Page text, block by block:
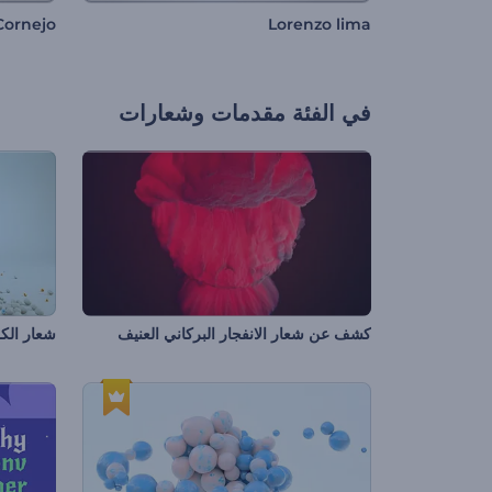
Lorenzo lima
في الفئة مقدمات وشعارات
كشف عن شعار الانفجار البركاني العنيف شعار